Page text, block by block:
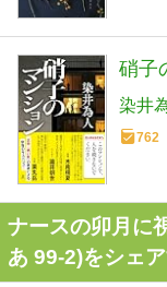
硝子
染井
762
ナースの卯月に
あ 99-2)をシェ